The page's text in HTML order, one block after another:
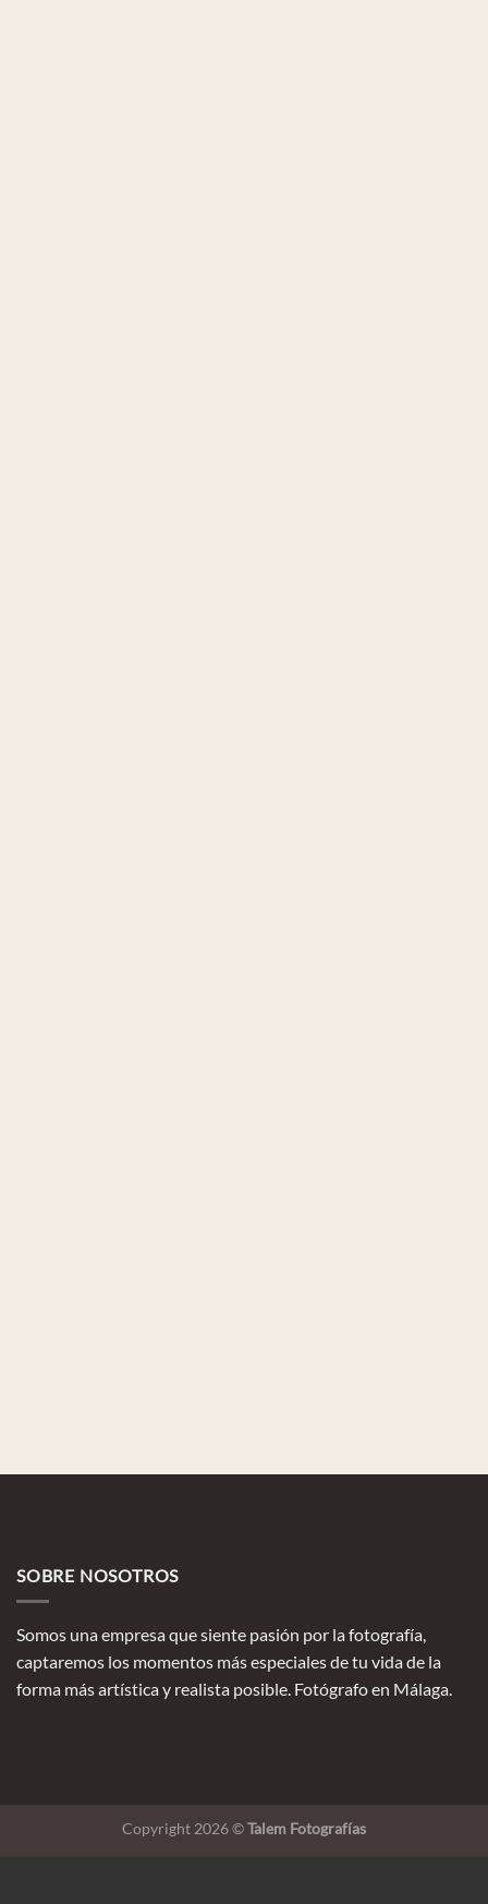
SOBRE NOSOTROS
Somos una empresa que siente pasión por la fotografía,
captaremos los momentos más especiales de tu vida de la
forma más artística y realista posible. Fotógrafo en Málaga.
Copyright 2026 ©Talem Fotografías